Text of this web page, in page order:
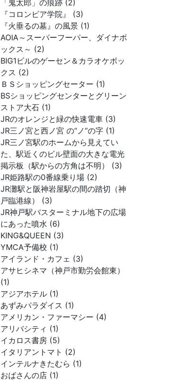
「鬼太郎」の痕跡 (2)
『コロンビア学院』 (3)
『火垂るの墓』の風景 (1)
AOIA～スーパーフーパー、ダイナボ
ックス～ (2)
BIG1ビルのゲーセン＆カラオケボッ
クス (2)
ＢＳショッピングセーター (1)
BSショッピングセンターとグリーン
ストア大石 (1)
JRのオレンジと緑の快速電車 (3)
JR三ノ宮と西ノ宮 の“ノ”の字 (1)
JR三ノ宮駅のホームから見えてい
た、駅近くのビル壁面の大きな電光
掲示板（駅からの方角は不明） (3)
JR姫路駅の0番線乗り場 (2)
JR灘駅と阪神岩屋駅の間の踏切（神
戸臨港線） (3)
JR神戸駅バスターミナル地下の広場
にあった噴水 (6)
KING&QUEEN (3)
YMCA予備校 (1)
アイランド・カフェ (3)
アサヒシネマ（神戸市勤労会館東）
(1)
アジアホテル (1)
あずみパラダイス (1)
アメリカン・ファーマシー (4)
アリバシティ (1)
イカロス書房 (5)
イタリアントマト (2)
インテルナきたむら (1)
おばさんの店 (1)